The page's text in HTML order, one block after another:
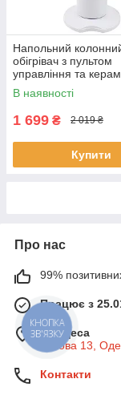
Напольний
обігрівач з пультом
управління та
нагрівачем Tower
2000W
В наявності
1 699 ₴ 2 019 ₴
Купити
Про нас
99%
Працює з
м. Одеса
Базова 13,
Контакти
КНОПКА
ЗВ'ЯЗКУ